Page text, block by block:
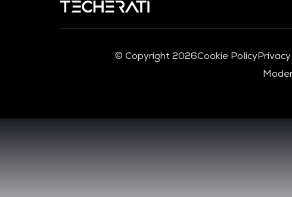
© Copyright 2026Cookie Policy